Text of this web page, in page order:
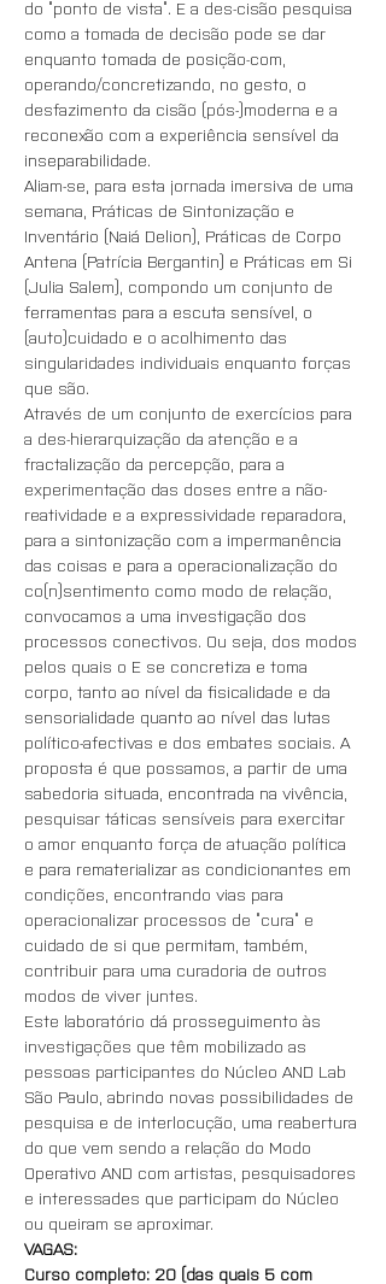
do “ponto de vista”. E a des-cisão pesquisa
como a tomada de decisão pode se dar
enquanto tomada de posição-com,
operando/concretizando, no gesto, o
desfazimento da cisão (pós-)moderna e a
reconexão com a experiência sensível da
inseparabilidade.
Aliam-se, para esta jornada imersiva de uma
semana, Práticas de Sintonização e
Inventário (Naiá Delion), Práticas de Corpo
Antena (Patrícia Bergantin) e Práticas em Si
(Julia Salem), compondo um conjunto de
ferramentas para a escuta sensível, o
(auto)cuidado e o acolhimento das
singularidades individuais enquanto forças
que são.
Através de um conjunto de exercícios para
a des-hierarquização da atenção e a
fractalização da percepção, para a
experimentação das doses entre a não-
reatividade e a expressividade reparadora,
para a sintonização com a impermanência
das coisas e para a operacionalização do
co(n)sentimento como modo de relação,
convocamos a uma investigação dos
processos conectivos. Ou seja, dos modos
pelos quais o E se concretiza e toma
corpo, tanto ao nível da fisicalidade e da
sensorialidade quanto ao nível das lutas
político-afectivas e dos embates sociais. A
proposta é que possamos, a partir de uma
sabedoria situada, encontrada na vivência,
pesquisar táticas sensíveis para exercitar
o amor enquanto força de atuação política
e para rematerializar as condicionantes em
condições, encontrando vias para
operacionalizar processos de “cura” e
cuidado de si que permitam, também,
contribuir para uma curadoria de outros
modos de viver juntes.
Este laboratório dá prosseguimento às
investigações que têm mobilizado as
pessoas participantes do Núcleo AND Lab
São Paulo, abrindo novas possibilidades de
pesquisa e de interlocução, uma reabertura
do que vem sendo a relação do Modo
Operativo AND com artistas, pesquisadores
e interessades que participam do Núcleo
ou queiram se aproximar.
VAGAS:
Curso completo: 20 (das quais 5 com